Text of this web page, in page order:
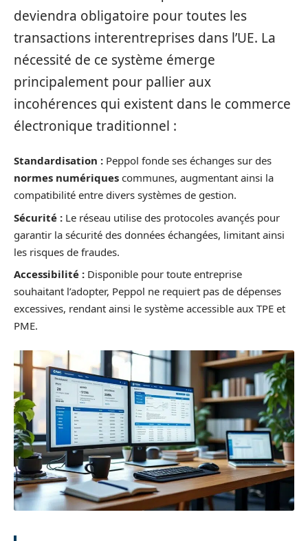
deviendra obligatoire pour toutes les
transactions interentreprises dans l’UE. La
nécessité de ce système émerge
principalement pour pallier aux
incohérences qui existent dans le commerce
électronique traditionnel :
Standardisation : Peppol fonde ses échanges sur des
normes numériques communes, augmentant ainsi la
compatibilité entre divers systèmes de gestion.
Sécurité : Le réseau utilise des protocoles avançés pour
garantir la sécurité des données échangées, limitant ainsi
les risques de fraudes.
Accessibilité : Disponible pour toute entreprise
souhaitant l’adopter, Peppol ne requiert pas de dépenses
excessives, rendant ainsi le système accessible aux TPE et
PME.